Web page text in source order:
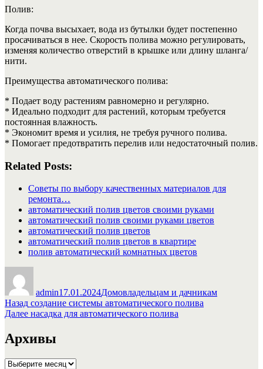
Полив:
Когда почва высыхает, вода из бутылки будет постепенно
просачиваться в нее. Скорость полива можно регулировать,
изменяя количество отверстий в крышке или длину шланга/
нити.
Преимущества автоматического полива:
* Подает воду растениям равномерно и регулярно.
* Идеально подходит для растений, которым требуется
постоянная влажность.
* Экономит время и усилия, не требуя ручного полива.
* Помогает предотвратить перелив или недостаточный полив.
Related Posts:
Советы по выбору качественных материалов для
ремонта…
автоматический полив цветов своими руками
автоматический полив своими руками цветов
автоматический полив цветов
автоматический полив цветов в квартире
полив автоматический комнатных цветов
admin17.01.2024Домовладельцам и дачникам
Навигация
по
записям
Назад Предыдущая
запись:
создание системы автоматического полива
Далее Следующая
насадка для автоматического полива
Архивы
Архивы